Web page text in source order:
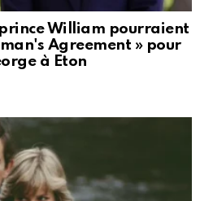
William pourraient
Agreement » pour
à Eton